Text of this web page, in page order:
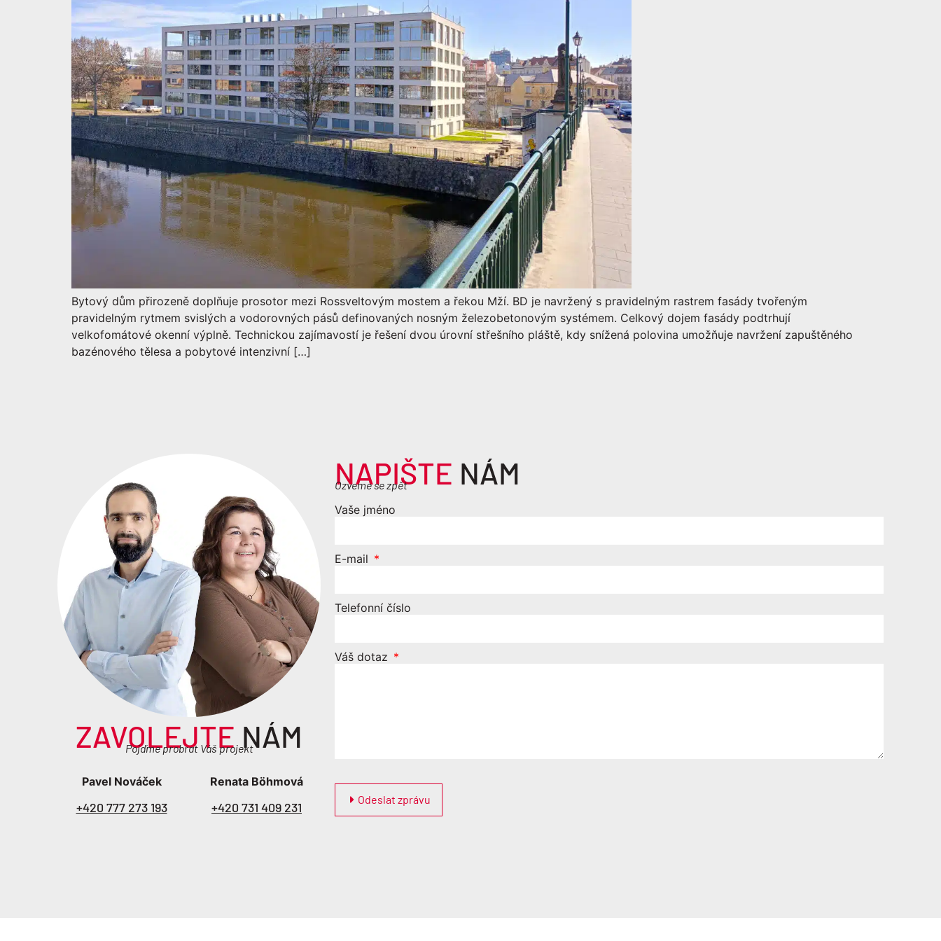
Bytový dům přirozeně doplňuje prosotor mezi Rossveltovým mostem a řekou Mží. BD je navržený s pravidelným rastrem fasády tvořeným
pravidelným rytmem svislých a vodorovných pásů definovaných nosným železobetonovým systémem. Celkový dojem fasády podtrhují
velkofomátové okenní výplně. Technickou zajímavostí je řešení dvou úrovní střešního pláště, kdy snížená polovina umožňuje navržení zapuštěného
bazénového tělesa a pobytové intenzivní […]
ZAVOLEJTENÁM
Pojďme probrat Váš projekt
Pavel Nováček
+420 777 273 193
Renata Böhmová
+420 731 409 231
NAPIŠTE NÁM
Ozveme se zpět
Vaše jméno
E-mail
Telefonní číslo
Váš dotaz
Odeslat zprávu